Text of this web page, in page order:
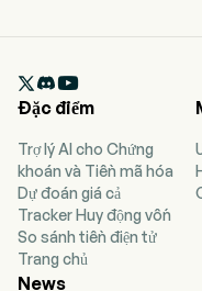

Đặc điểm
Trợ lý AI cho Chứng
khoán và Tiền mã hóa
Dự đoán giá cả
Tracker Huy động vốn
So sánh tiền điện tử
Trang chủ
News